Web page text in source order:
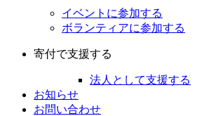
イベントに参加する
ボランティアに参加する
寄付で支援する
法人として支援する
お知らせ
お問い合わせ